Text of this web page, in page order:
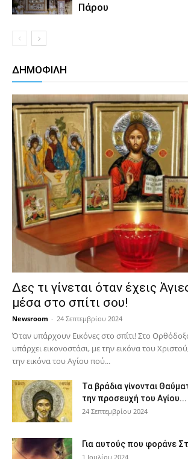
Πάρου
ΔΗΜΟΦΙΛΗ
Δες τι γίνεται όταν έχεις
μέσα στο σπίτι σου!
Newsroom - 24 Σεπτεμβρίου 2024
Όταν υπάρχουν Εικόνες στο σπίτι! Στο
υπάρχει εικονοστάσι, με την εικόνα του
την εικόνα του Αγίου πού...
Τα βράδια γίνονται
την προσευχή του Αγίου...
24 Σεπτεμβρίου 2024
Για αυτούς που φοράνε
1 Ιουλίου 2024